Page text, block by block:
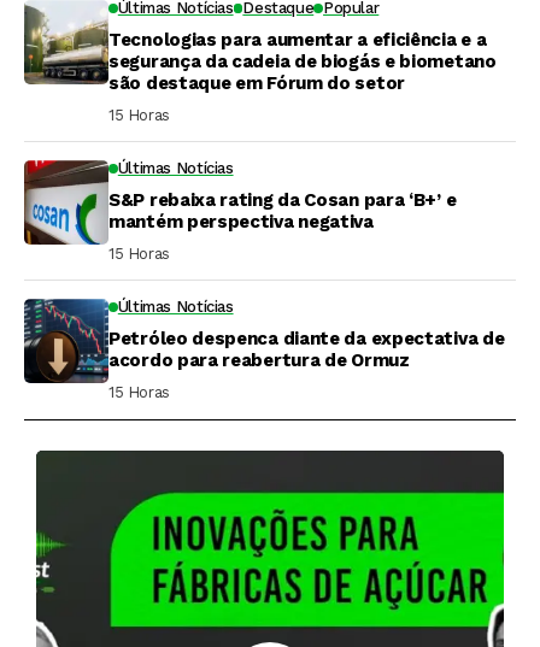
Últimas Notícias Destaque Popular
Tecnologias para aumentar a eficiência e a
segurança da cadeia de biogás e biometano
são destaque em Fórum do setor
15 Horas ⁮
Últimas Notícias
S&P rebaixa rating da Cosan para ‘B+’ e
mantém perspectiva negativa
15 Horas ⁮
Últimas Notícias
Petróleo despenca diante da expectativa de
acordo para reabertura de Ormuz
15 Horas ⁮